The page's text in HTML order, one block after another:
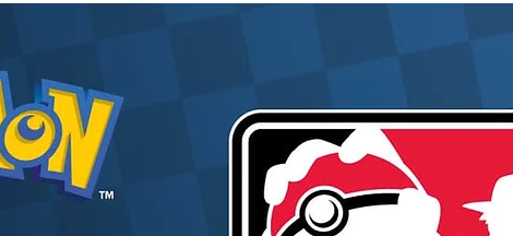
pour ce personnage emblématique.
Ajoutez dès maintenant la Figurine "Son Gohan"
à votre collection Dragon Ball Z et laissez la
puissance et la bravoure de ce jeune guerrier
Saiyan illuminer votre espace. Que l'esprit